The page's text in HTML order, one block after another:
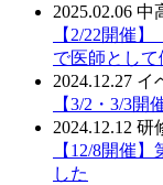
2025.02.06 中
【2/22開
で医師とし
2024.12.27 イ
【3/2・3/3
2024.12.12 研
【12/8開催
した